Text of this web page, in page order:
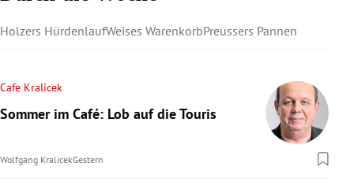
Holzers HürdenlaufWeises WarenkorbPreussers Pannen
Cafe Kralicek
Sommer im Café: Lob auf die Touris
Wolfgang KralicekGestern